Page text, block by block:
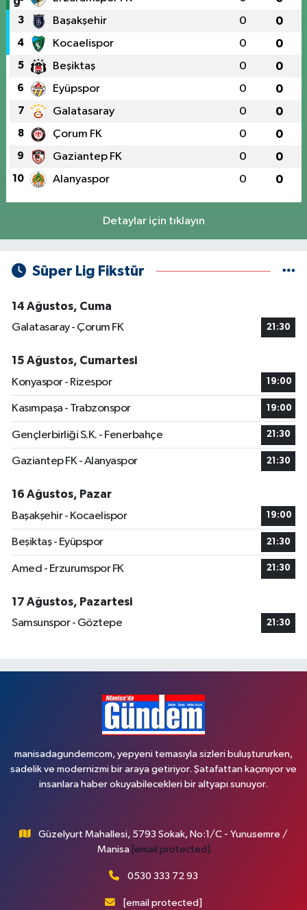
3 Başakşehir 0 0
4 Kocaelispor 0 0
5 Beşiktaş 0 0
6 Eyüpspor 0 0
7 Galatasaray 0 0
8 Çorum FK 0 0
9 Gaziantep FK 0 0
10 Alanyaspor 0 0
Detaylar için tıklayın
Süper Lig Fikstür
14 Ağustos, Cuma
Galatasaray - Çorum FK
21:30
15 Ağustos, Cumartesi
Konyaspor - Rizespor
19:00
Kasımpaşa - Trabzonspor 19:00
Gençlerbirliği S.K. - Fenerbahçe 21:30
Gaziantep FK - Alanyaspor 21:30
16 Ağustos, Pazar
Başakşehir - Kocaelispor
19:00
Beşiktaş - Eyüpspor 21:30
Amed - Erzurumspor FK 21:30
17 Ağustos, Pazartesi
Samsunspor - Göztepe
21:30
manisadagundemcom, yepyeni temasıyla sizleri buluştururken,
sadelik ve modernizmi bir araya getiriyor. Şatafattan kaçınıyor ve
insanlara haber okuyabilecekleri bir altyapı sunuyor.
Güzelyurt Mahallesi, 5793 Sokak, No:1/C - Yunusemre /
Manisa [email protected]
0530 333 72 93
[email protected]